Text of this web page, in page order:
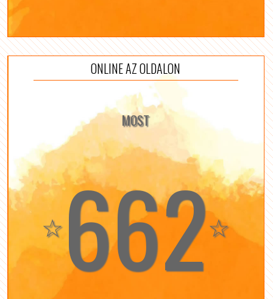
ONLINE AZ OLDALON
MOST
☆662☆